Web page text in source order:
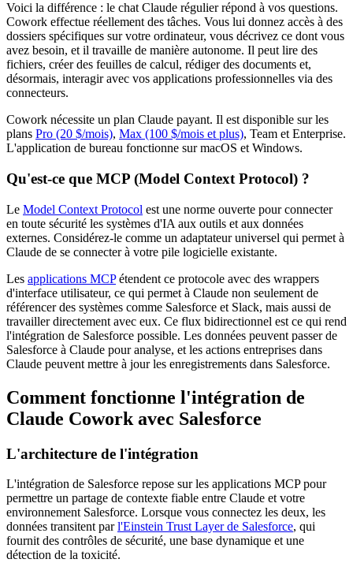
Voici la différence : le chat Claude régulier répond à vos questions.
Cowork effectue réellement des tâches. Vous lui donnez accès à des
dossiers spécifiques sur votre ordinateur, vous décrivez ce dont vous
avez besoin, et il travaille de manière autonome. Il peut lire des
fichiers, créer des feuilles de calcul, rédiger des documents et,
désormais, interagir avec vos applications professionnelles via des
connecteurs.
Cowork nécessite un plan Claude payant. Il est disponible sur les
plans Pro (20 $/mois), Max (100 $/mois et plus), Team et Enterprise.
L'application de bureau fonctionne sur macOS et Windows.
Qu'est-ce que MCP (Model Context Protocol) ?
Le Model Context Protocol est une norme ouverte pour connecter
en toute sécurité les systèmes d'IA aux outils et aux données
externes. Considérez-le comme un adaptateur universel qui permet à
Claude de se connecter à votre pile logicielle existante.
Les applications MCPétendent ce protocole avec des wrappers
d'interface utilisateur, ce qui permet à Claude non seulement de
référencer des systèmes comme Salesforce et Slack, mais aussi de
travailler directement avec eux. Ce flux bidirectionnel est ce qui rend
l'intégration de Salesforce possible. Les données peuvent passer de
Salesforce à Claude pour analyse, et les actions entreprises dans
Claude peuvent mettre à jour les enregistrements dans Salesforce.
Comment fonctionne l'intégration de
Claude Cowork avec Salesforce
L'architecture de l'intégration
L'intégration de Salesforce repose sur les applications MCP pour
permettre un partage de contexte fiable entre Claude et votre
environnement Salesforce. Lorsque vous connectez les deux, les
données transitent parl'Einstein Trust Layer de Salesforce, qui
fournit des contrôles de sécurité, une base dynamique et une
détection de la toxicité.